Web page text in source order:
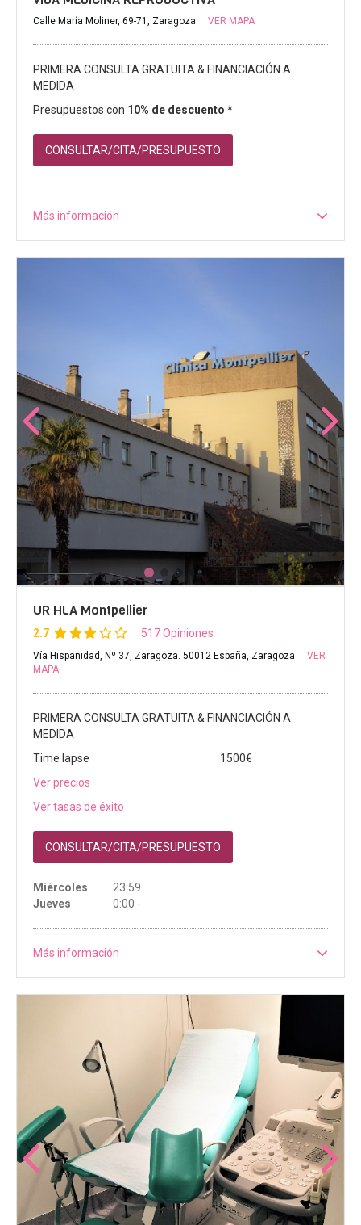
Calle María Moliner, 69-71, Zaragoza VER MAPA
PRIMERA CONSULTA GRATUITA & FINANCIACIÓN A
MEDIDA
Presupuestos con 10% de descuento *
CONSULTAR/CITA/PRESUPUESTO
Más información
UR HLA Montpellier
2.7 517 Opiniones
Vía Hispanidad, Nº 37, Zaragoza. 50012 España, Zaragoza
VER
MAPA
PRIMERA CONSULTA GRATUITA & FINANCIACIÓN A
MEDIDA
Time lapse
1500€
Ver precios
Ver tasas de éxito
CONSULTAR/CITA/PRESUPUESTO
Miércoles
23:59
Jueves
0:00 -
Más información